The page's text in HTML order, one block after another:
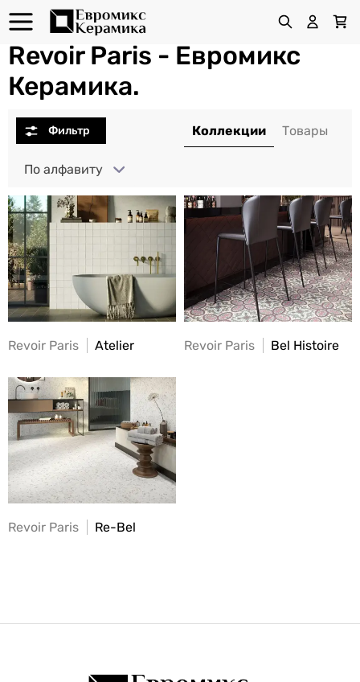
Revoir Paris - Евромикс
Керамика.
По алфавиту
Revoir Paris Atelier Revoir Paris Bel Histoire
Revoir Paris Re-Bel